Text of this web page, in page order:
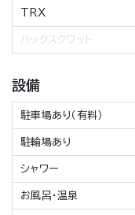
TRX
ハックスクワット
設備
駐車場あり（有料）
駐輪場あり
シャワー
お風呂・温泉